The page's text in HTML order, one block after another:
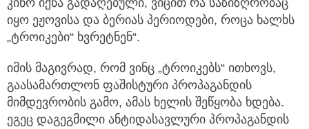
კინო იქნა გადაღებული, ვიცით რა საზიზღრობაც
იყო ეჟოვისა და ბერიას პერიოდები, როცა ხალხს
„ტროიკები“ ხვრეტნენ“.
იმის მაგივრად, რომ ვინც „ტროიკებს“ ითხოვს,
გაასამართლონ ფაშისტური პროპაგანდის
მიმდევრობის გამო, ამას ხელის შეწყობა ხდება.
ეგეც დაგეგმილი ანტიდასავლური პროპაგანდის